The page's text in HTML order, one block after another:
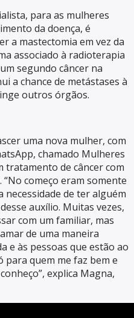
para as mulheres
da doença, é
a mastectomia em vez da
associado à radioterapia
segundo câncer na
a chance de metástases à
outros órgãos.
uma nova mulher, com
chamado Mulheres
tratamento de câncer com
começo eram somente
necessidade de ter alguém
auxílio. Muitas vezes,
com um familiar, mas
de uma maneira
e às pessoas que estão ao
para quem me faz bem e
explica Magna,